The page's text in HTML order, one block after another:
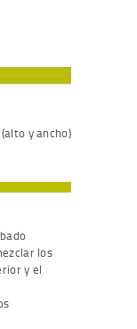
y ancho)
los
y el